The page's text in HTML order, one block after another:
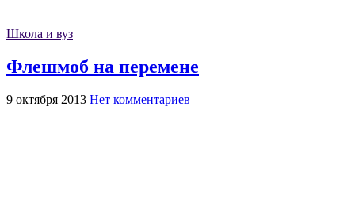
Школа и вуз
Флешмоб на перемене
9 октября 2013 Нет комментариев